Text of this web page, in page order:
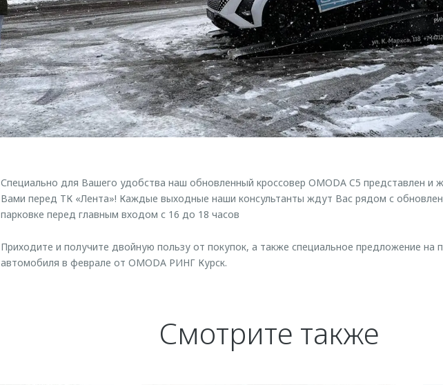
Специально для Вашего удобства наш обновленный кроссовер OMODA C5 представлен и
Вами перед ТК «Лента»! Каждые выходные наши консультанты ждут Вас рядом с
парковке перед главным входом с 16 до 18 часов
Приходите и получите двойную пользу от покупок, а также специальное предложение на
автомобиля в феврале от OMODA РИНГ Курск.
Смотрите также